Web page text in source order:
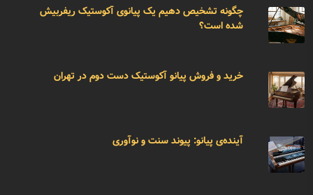
چگونه تشخیص دهیم یک پیانوی آکوستیک ریفربیش
شده است؟
خرید و فروش پیانو آکوستیک دست دوم در تهران
آینده‌ی پیانو: پیوند سنت و نوآوری